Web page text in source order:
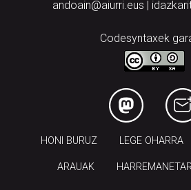
andoain@aiurri.eus |
Codesyntaxek
HONI BURUZ LEGE OHARRA
ARAUAK